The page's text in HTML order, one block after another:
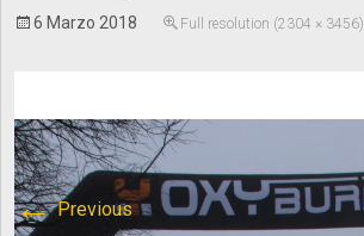
content/plugins/breadcrumb-
6 Marzo 2018 Full resolution (2304 × 3456)
←Previous